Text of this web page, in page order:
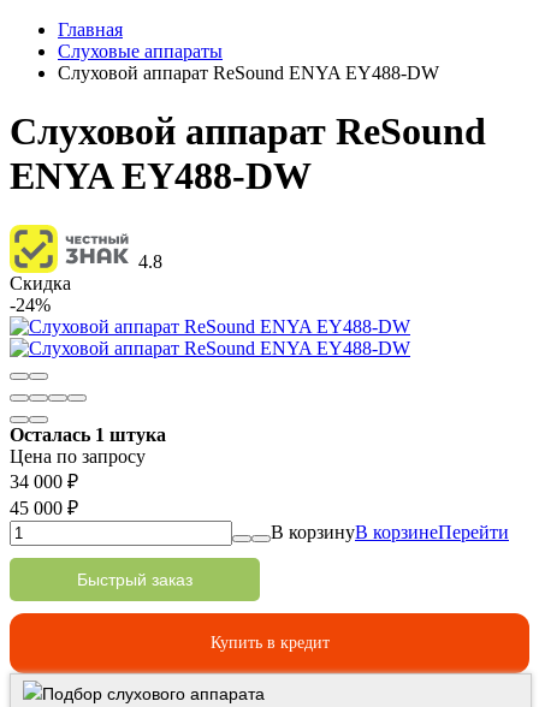
Главная
Слуховые аппараты
Слуховой аппарат ReSound ENYA EY488-DW
Слуховой аппарат ReSound
ENYA EY488-DW
4.8
Скидка
-24%
Осталась 1 штука
Цена по запросу
34 000 ₽
45 000 ₽
В корзинуВ корзинеПерейти
Быстрый заказ
Купить в кредит
Подбор слухового аппарата